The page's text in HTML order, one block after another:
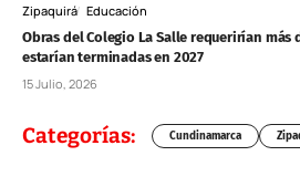
Zipaquirá Educación
Obras del Colegio La Salle requerirían más
estarían terminadas en 2027
15 Julio, 2026
Categorías: Cundinamarca